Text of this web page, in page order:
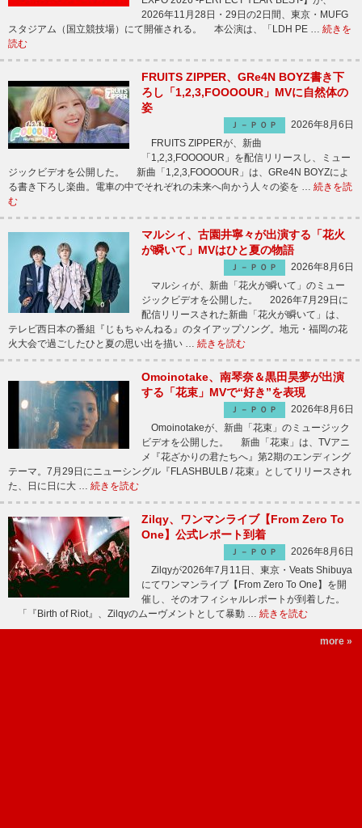
2026年11月28日・29日の2日間、東京・MUFG
スタジアム（国立競技場）にて開催される。 本公演は、「LDH PE … 続きを
読む
FRUITS ZIPPER、GRe4N BOYZ書き下
ろし「1,2,3,FOOOOUR」MVに自然体の
姿
Ｊ－ＰＯＰ
2026年8月6日
FRUITS ZIPPERが、新曲
「1,2,3,FOOOOUR」を配信リリースし、ミュー
ジックビデオを公開した。 新曲「1,2,3,FOOOOUR」は、GRe4N BOYZによ
る書き下ろし楽曲。電車の中でそれぞれの未来へ向かう人々の姿を … 続きを読
む
マルシィ、古園井寧々が出演する「花火
が瞬いて」MVはひと夏の物語
Ｊ－ＰＯＰ
2026年8月6日
マルシィが、新曲「花火が瞬いて」のミュー
ジックビデオを公開した。 2026年7月29日に
配信リリースされた新曲「花火が瞬いて」は、
テレビ西日本の番組『じもちゃんねる』のタイアップソング。地元・福岡の花
火大会で過ごしたひと夏の思い出を描い … 続きを読む
Omoinotake、南琴奈＆黒田昊夢が出演
する「花束」MVで“好き”を表現
Ｊ－ＰＯＰ
2026年8月6日
Omoinotakeが、新曲「花束」のミュージック
ビデオを公開した。 新曲「花束」は、TVアニ
メ『花ざかりの君たちへ』第2期のエンディング
テーマ。7月29日にニューシングル『FLASHBULB / 花束』としてリリースされ
た、日に日に大 … 続きを読む
Zilqy、ワンマンライブ【From Zero To
One】公式レポート到着
Ｊ－ＰＯＰ
2026年8月6日
Zilqyが2026年7月11日、東京・Veats Shibuya
にてワンマンライブ【From Zero To One】を開
催し、そのオフィシャルレポートが到着した。
「『Birth of Riot』、Zilqyのムーヴメントとして暴動 … 続きを読む
more »